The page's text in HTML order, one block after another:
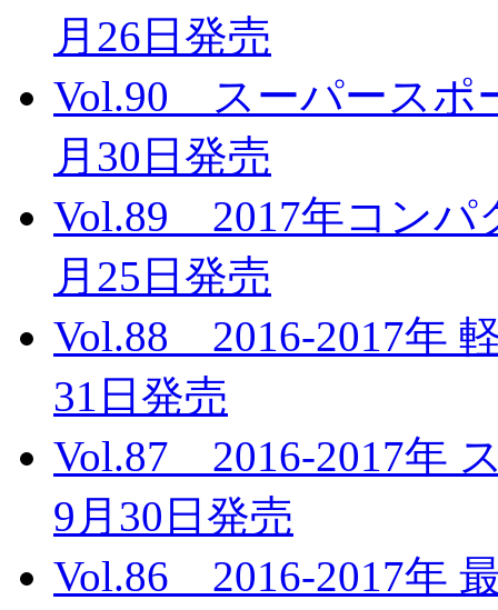
月26日発売
Vol.90 スーパースポ
月30日発売
Vol.89 2017年コンパ
月25日発売
Vol.88 2016-2017年
31日発売
Vol.87 2016-2017年
9月30日発売
Vol.86 2016-2017年